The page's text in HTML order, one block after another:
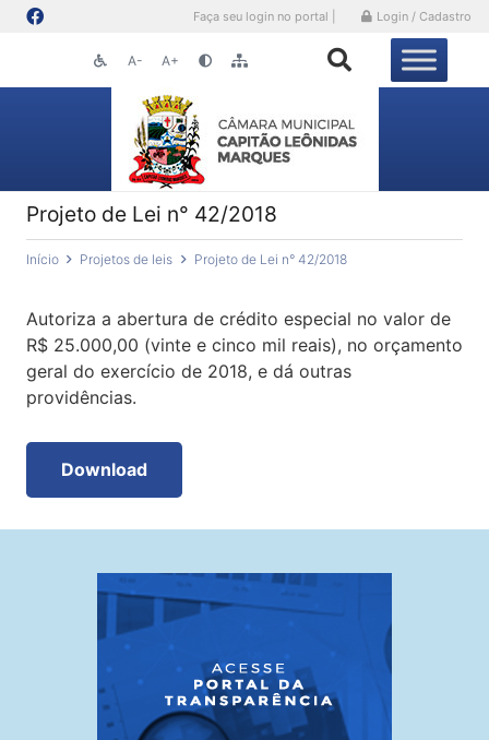
Faça seu login no portal | Login / Cadastro
A- A+
Projeto de Lei n° 42/2018
Início Projetos de leis Projeto de Lei n° 42/2018
Autoriza a abertura de crédito especial no valor de
R$ 25.000,00 (vinte e cinco mil reais), no orçamento
geral do exercício de 2018, e dá outras
providências.
Download